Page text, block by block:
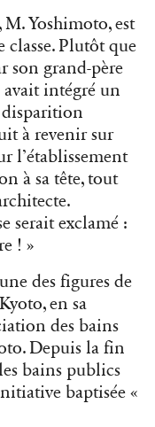
Yoshimoto, est
classe. Plutôt que
son grand-père
intégré un
disparition
à revenir sur
l’établissement
à sa tête, tout
serait exclamé :
! »
des figures de
en sa
des bains
Depuis la fin
bains publics
baptisée «